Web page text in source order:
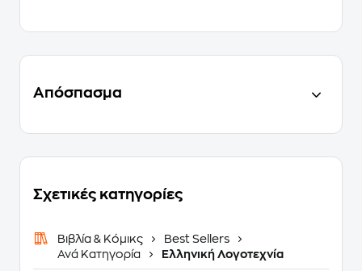
Απόσπασμα
Σχετικές κατηγορίες
Βιβλία & Κόμικς
Best Sellers
Ανά Κατηγορία
Ελληνική Λογοτεχνία